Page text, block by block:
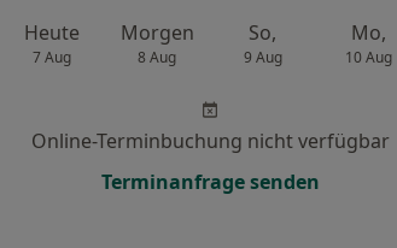
Heute
7 Aug
Morgen
8 Aug
So,
9 Aug
Mo,
10 Aug
Online-Terminbuchung nicht verfügbar
Terminanfrage senden